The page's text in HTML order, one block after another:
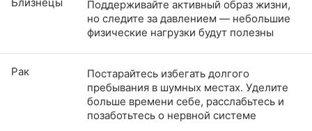
Близнецы
Поддерживайте активный образ жизни,
но следите за давлением — небольшие
физические нагрузки будут полезны
Рак
Постарайтесь избегать долгого
пребывания в шумных местах. Уделите
больше времени себе, расслабьтесь и
позаботьтесь о нервной системе